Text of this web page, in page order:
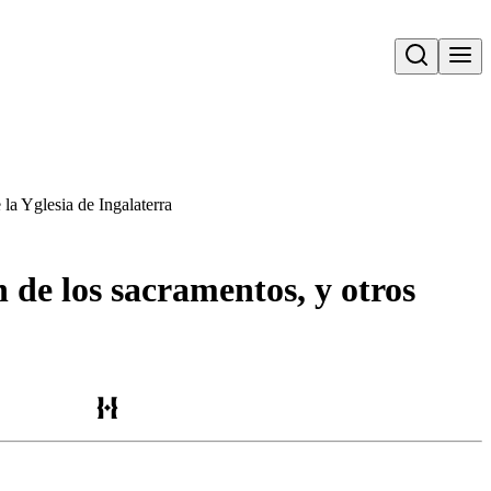
Open search
Yglesia de Ingalaterra
los sacramentos, y otros